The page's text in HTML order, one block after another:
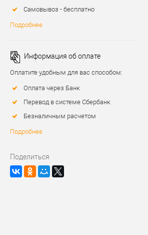
Самовывоз - бесплатно
Подробнее
Информация об оплате
Оплатите удобным для вас способом:
Оплата через Банк
Перевод в системе Сбербанк
Безналичным расчетом
Подробнее
Поделиться